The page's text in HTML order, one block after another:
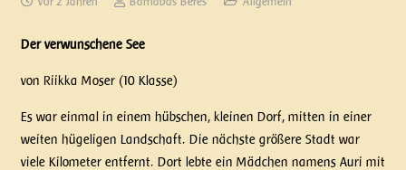
Der verwunschene See
von Riikka Moser (10 Klasse)
Es war einmal in einem hübschen, kleinen Dorf, mitten in einer
weiten hügeligen Landschaft. Die nächste größere Stadt war
viele Kilometer entfernt. Dort lebte ein Mädchen namens Auri mit